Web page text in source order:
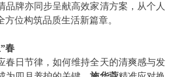
品牌亦同步呈献高效家清方案，从个人
位构筑品质生活新篇章。
”春
春日节律，如何维持全天的清爽感与发